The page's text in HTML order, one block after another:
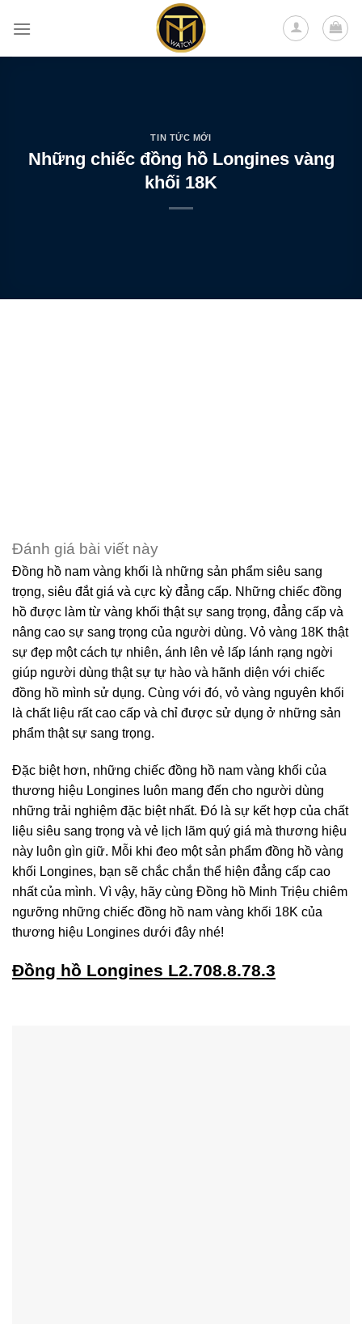
TIN TỨC MỚI
Những chiếc đồng hồ Longines vàng
khối 18K
Đánh giá bài viết này
Đồng hồ nam vàng khối là những sản phẩm siêu sang
trọng, siêu đắt giá và cực kỳ đẳng cấp. Những chiếc đồng
hồ được làm từ vàng khối thật sự sang trọng, đẳng cấp và
nâng cao sự sang trọng của người dùng. Vỏ vàng 18K thật
sự đẹp một cách tự nhiên, ánh lên vẻ lấp lánh rạng ngời
giúp người dùng thật sự tự hào và hãnh diện với chiếc
đồng hồ mình sử dụng. Cùng với đó, vỏ vàng nguyên khối
là chất liệu rất cao cấp và chỉ được sử dụng ở những sản
phẩm thật sự sang trọng.
Đặc biệt hơn, những chiếc đồng hồ nam vàng khối của
thương hiệu Longines luôn mang đến cho người dùng
những trải nghiệm đặc biệt nhất. Đó là sự kết hợp của chất
liệu siêu sang trọng và vẻ lịch lãm quý giá mà thương hiệu
này luôn gìn giữ. Mỗi khi đeo một sản phẩm đồng hồ vàng
khối Longines, bạn sẽ chắc chắn thể hiện đẳng cấp cao
nhất của mình. Vì vậy, hãy cùng Đồng hồ Minh Triệu chiêm
ngưỡng những chiếc đồng hồ nam vàng khối 18K của
thương hiệu Longines dưới đây nhé!
Đồng hồ Longines L2.708.8.78.3